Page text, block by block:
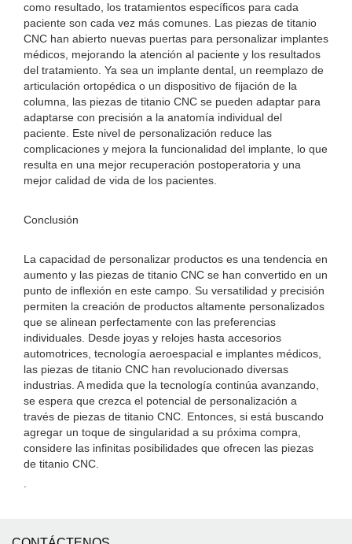
como resultado, los tratamientos específicos para cada
paciente son cada vez más comunes. Las piezas de titanio
CNC han abierto nuevas puertas para personalizar implantes
médicos, mejorando la atención al paciente y los resultados
del tratamiento. Ya sea un implante dental, un reemplazo de
articulación ortopédica o un dispositivo de fijación de la
columna, las piezas de titanio CNC se pueden adaptar para
adaptarse con precisión a la anatomía individual del
paciente. Este nivel de personalización reduce las
complicaciones y mejora la funcionalidad del implante, lo que
resulta en una mejor recuperación postoperatoria y una
mejor calidad de vida de los pacientes.
Conclusión
La capacidad de personalizar productos es una tendencia en
aumento y las piezas de titanio CNC se han convertido en un
punto de inflexión en este campo. Su versatilidad y precisión
permiten la creación de productos altamente personalizados
que se alinean perfectamente con las preferencias
individuales. Desde joyas y relojes hasta accesorios
automotrices, tecnología aeroespacial e implantes médicos,
las piezas de titanio CNC han revolucionado diversas
industrias. A medida que la tecnología continúa avanzando,
se espera que crezca el potencial de personalización a
través de piezas de titanio CNC. Entonces, si está buscando
agregar un toque de singularidad a su próxima compra,
considere las infinitas posibilidades que ofrecen las piezas
de titanio CNC.